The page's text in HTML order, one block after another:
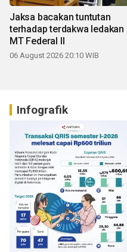
Jaksa bacakan tuntutan
terhadap terdakwa ledakan
MT Federal II
06 August 2026 20:10 WIB
Infografik